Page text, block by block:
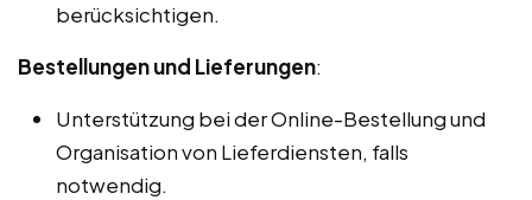
berücksichtigen.
Bestellungen und Lieferungen:
Unterstützung bei der Online-Bestellung und
Organisation von Lieferdiensten, falls
notwendig.